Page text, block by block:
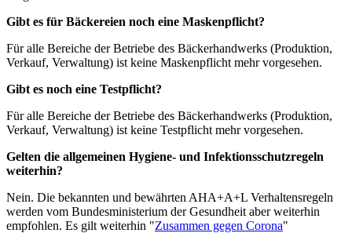
Gibt es für Bäckereien noch eine Maskenpflicht?
Für alle Bereiche der Betriebe des Bäckerhandwerks (Produktion,
Verkauf, Verwaltung) ist keine Maskenpflicht mehr vorgesehen.
Gibt es noch eine Testpflicht?
Für alle Bereiche der Betriebe des Bäckerhandwerks (Produktion,
Verkauf, Verwaltung) ist keine Testpflicht mehr vorgesehen.
Gelten die allgemeinen Hygiene- und Infektionsschutzregeln
weiterhin?
Nein. Die bekannten und bewährten AHA+A+L Verhaltensregeln
werden vom Bundesministerium der Gesundheit aber weiterhin
empfohlen. Es gilt weiterhin "Zusammen gegen Corona"